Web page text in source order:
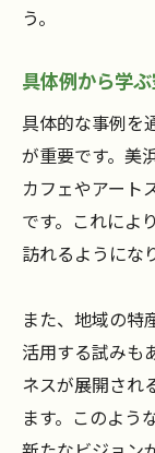
う。
具体例から学
具体的な事例を
が重要です。美
カフェやアート
です。これによ
訪れるようにな
また、地域の特
活用する試みも
ネスが展開され
ます。このよう